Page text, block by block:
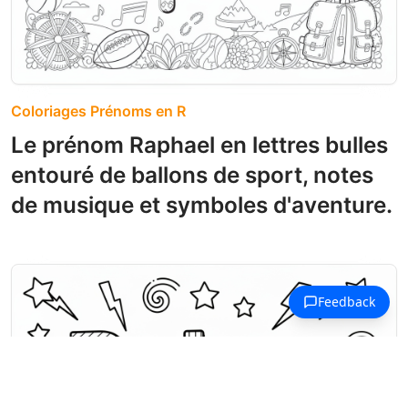
Coloriages Prénoms en R
Le prénom Raphael en lettres bulles
entouré de ballons de sport, notes
de musique et symboles d'aventure.